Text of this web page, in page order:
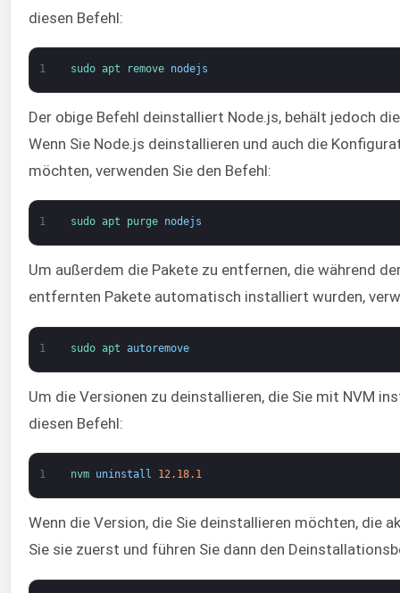
diesen Befehl:
1 sudo apt remove nodejs
Der obige Befehl deinstalliert Node.js, behält jedoch
Wenn Sie Node.js deinstallieren und auch die
möchten, verwenden Sie den Befehl:
1 sudo apt purge nodejs
Um außerdem die Pakete zu entfernen, die während
entfernten Pakete automatisch installiert wurden,
1 sudo apt autoremove
Um die Versionen zu deinstallieren, die Sie mit NVM
diesen Befehl:
1 nvm uninstall 12.18.1
Wenn die Version, die Sie deinstallieren möchten, die
Sie sie zuerst und führen Sie dann den